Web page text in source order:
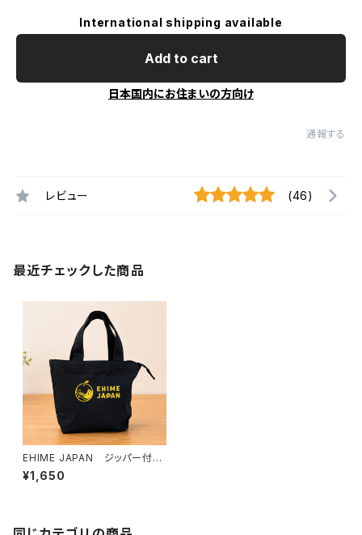
International shipping available
Add to cart
日本国内にお住まいの方向け
通報する
レビュー (46)
最近チェックした商品
EHIME JAPAN ジッパー付き
トートバッグ（S）
¥1,650